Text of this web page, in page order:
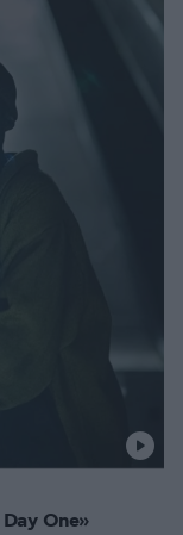
One»